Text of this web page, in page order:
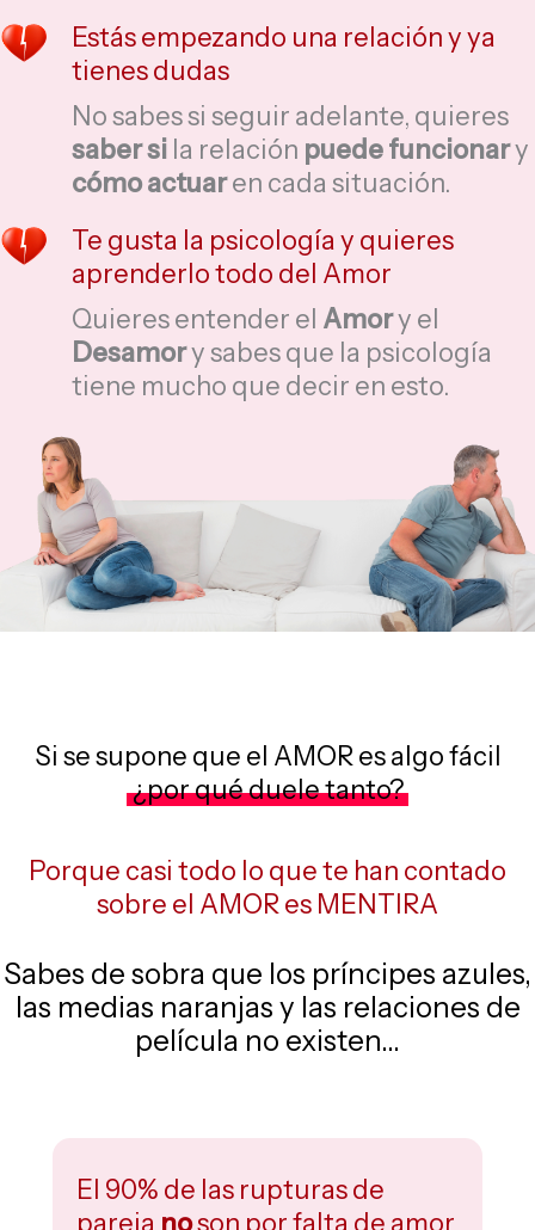
Estás empezando una relación y ya
tienes dudas
No sabes si seguir adelante, quieres
sabersi la relación puede funcionary
cómo actuaren cada situación.
Te gusta la psicología y quieres
aprenderlo todo del Amor
Quieres entender el Amory el
Desamory sabes que la psicología
tiene mucho que decir en esto.
Si se supone que el AMOR es algo fácil
¿por qué duele tanto?
Porque casi todo lo que te han contado
sobre el AMOR es MENTIRA
Sabes de sobra que los príncipes azules,
las medias naranjas y las relaciones de
película no existen...
El 90% de las rupturas de
pareja noson por falta de amor